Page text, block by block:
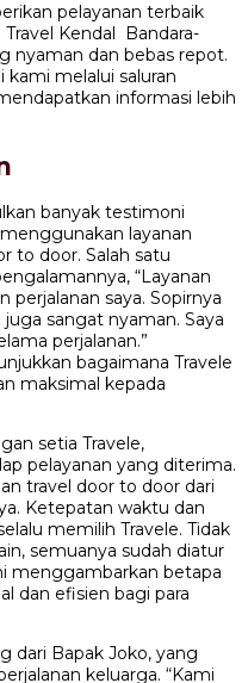
pelayanan terbaik
Kendal Bandara-
nyaman dan bebas repot.
melalui saluran
informasi lebih
banyak testimoni
layanan
to door. Salah satu
“Layanan
perjalanan saya. Sopirnya
sangat nyaman. Saya
perjalanan.”
bagaimana Travele
maksimal kepada
setia Travele,
pelayanan yang diterima.
travel door to door dari
Ketepatan waktu dan
memilih Travele. Tidak
semuanya sudah diatur
menggambarkan betapa
dan efisien bagi para
dari Bapak Joko, yang
keluarga. “Kami